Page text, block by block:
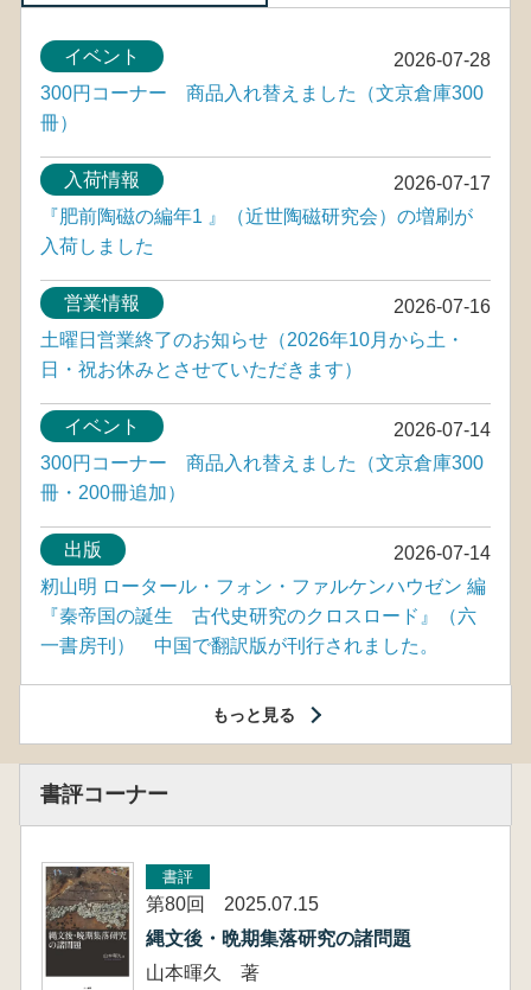
2026-07-28
イベント
300円コーナー 商品入れ替えました（文京倉庫300
冊）
2026-07-17
入荷情報
『肥前陶磁の編年1 』（近世陶磁研究会）の増刷が
入荷しました
2026-07-16
営業情報
土曜日営業終了のお知らせ（2026年10月から土・
日・祝お休みとさせていただきます）
2026-07-14
イベント
300円コーナー 商品入れ替えました（文京倉庫300
冊・200冊追加）
2026-07-14
出版
籾山明 ロータール・フォン・ファルケンハウゼン 編
『秦帝国の誕生 古代史研究のクロスロード』（六
一書房刊） 中国で翻訳版が刊行されました。
もっと見る
書評コーナー
書評
第80回 2025.07.15
縄文後・晩期集落研究の諸問題
山本暉久 著